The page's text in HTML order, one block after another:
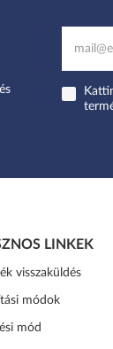
LINKEK
visszaküldés
módok
mód